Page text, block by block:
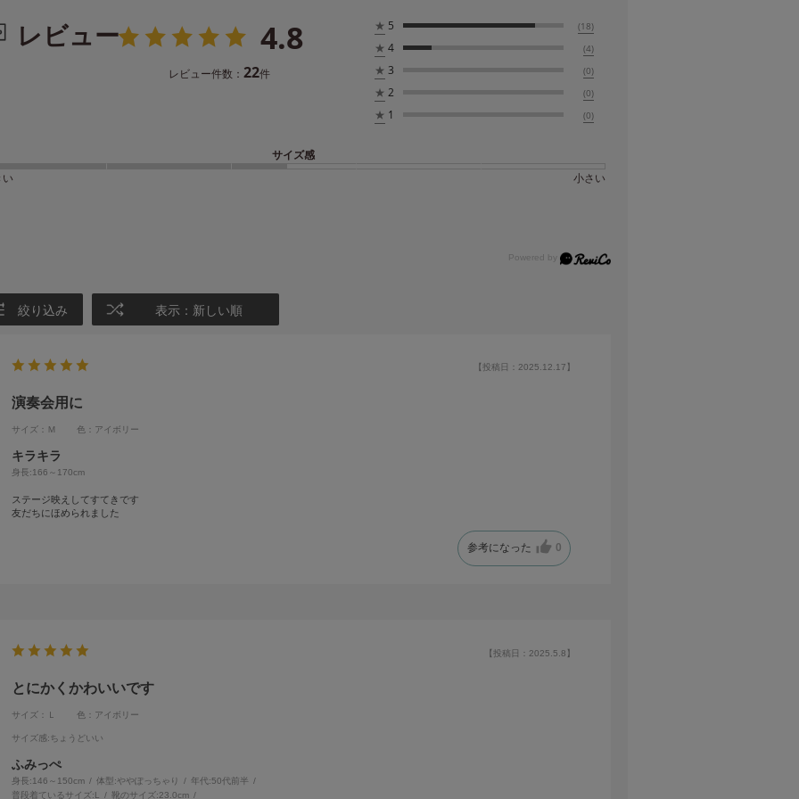
レビュー 4.8
レビュー件数： 22件
★ 5 (18)
★ 4 (4)
★ 3 (0)
★ 2 (0)
★ 1 (0)
サイズ感
小さい
絞り込み 表示：新しい順
【投稿日：2025.12.17】
演奏会用に
サイズ：Ｍ 色：アイボリー
キラキラ
身長:166～170cm
ステージ映えしてすてきです
友だちにほめられました
参考になった 0
【投稿日：2025.5.8】
とにかくかわいいです
サイズ：Ｌ 色：アイボリー
サイズ感:ちょうどいい
ふみっぺ
身長:146～150cm 体型:ぽっちゃり 年代:50代前半
普段着ているサイズ:L 靴のサイズ:23.0cm